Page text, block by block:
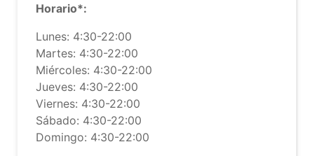
Horario*:
Lunes: 4:30-22:00
Martes: 4:30-22:00
Miércoles: 4:30-22:00
Jueves: 4:30-22:00
Viernes: 4:30-22:00
Sábado: 4:30-22:00
Domingo: 4:30-22:00